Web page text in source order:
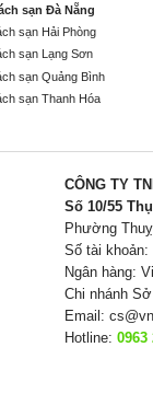
sạn Đà Nẵng
sạn Hải Phòng
sạn Lạng Sơn
sạn Quảng Bình
sạn Thanh Hóa
CÔNG TY
Số 10/55
Phường
Số tài khoản:
Ngân hàng:
Chi nhánh
Email:
Hotline: 0963